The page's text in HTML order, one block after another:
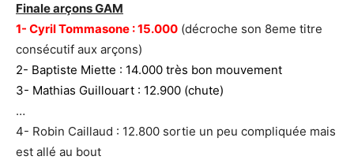
Finale arçons GAM
1- Cyril Tommasone : 15.000 (décroche son 8eme titre
consécutif aux arçons)
2- Baptiste Miette : 14.000 très bon mouvement
3- Mathias Guillouart : 12.900 (chute)
…
4- Robin Caillaud : 12.800 sortie un peu compliquée mais
est allé au bout